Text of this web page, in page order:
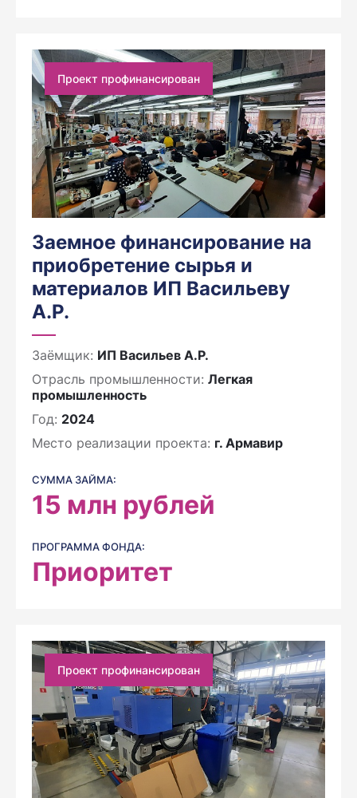
Проект профинансирован
Заемное финансирование на
приобретение сырья и
материалов ИП Васильеву
А.Р.
Заёмщик: ИП Васильев А.Р.
Отрасль промышленности: Легкая
промышленность
Год: 2024
Место реализации проекта: г. Армавир
СУММА ЗАЙМА:
15 млн рублей
ПРОГРАММА ФОНДА:
Приоритет
Проект профинансирован